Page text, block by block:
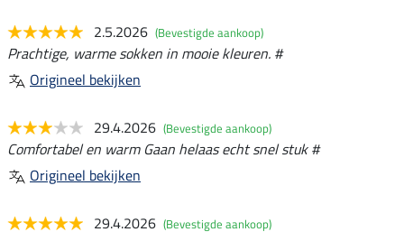
2.5.2026 (Bevestigde aankoop)
Prachtige, warme sokken in mooie kleuren. #
Origineel bekijken
29.4.2026 (Bevestigde aankoop)
Comfortabel en warm Gaan helaas echt snel stuk #
Origineel bekijken
29.4.2026 (Bevestigde aankoop)